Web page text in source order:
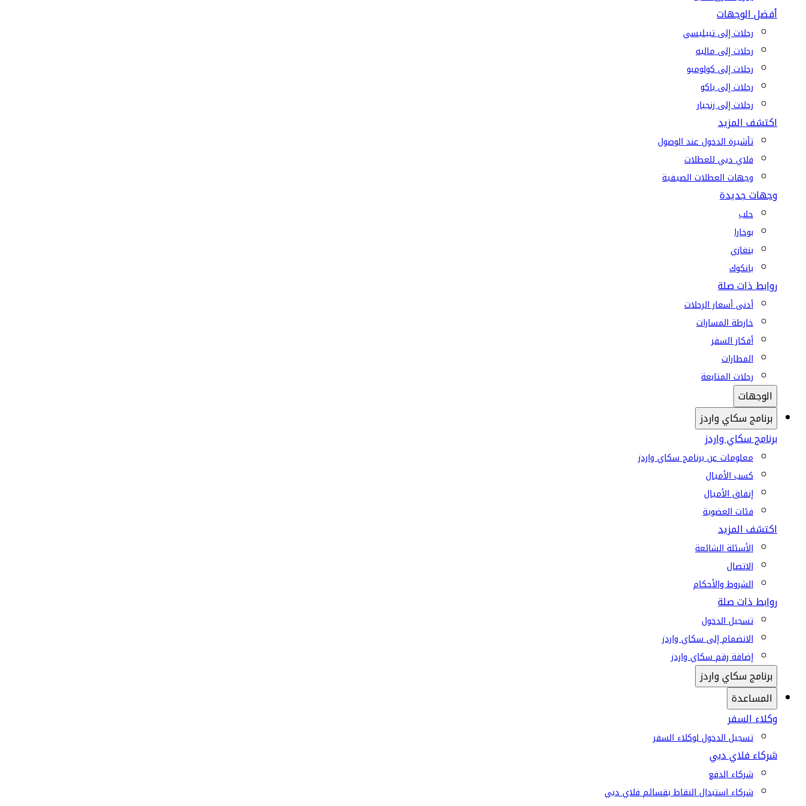
أفضل الوجهات
رحلات إلى تبيليسي
رحلات إلى ماليه
رحلات إلى كولومبو
رحلات إلى باكو
رحلات إلى زنجبار
اكتشف المزيد
تأشيرة الدخول عند الوصول
فلاي دبي للعطلات
وجهات العطلات الصيفية
وجهات جديدة
حلب
بوخارا
بنغازي
بانكوك
روابط ذات صلة
أدنى أسعار الرحلات
خارطة المسارات
أفكار السفر
المطارات
رحلات المتابعة
الوجهات
برنامج سكاي واردز
برنامج سكاي واردز
معلومات عن برنامج سكاي واردز
كسب الأميال
إنفاق الأميال
فئات العضوية
اكتشف المزيد
الأسئلة الشائعة
الاتصال
الشروط والأحكام
روابط ذات صلة
تسجيل الدخول
الانضمام إلى سكاي واردز
إضافة رقم سكاي واردز
برنامج سكاي واردز
المساعدة
وكلاء السفر
تسجيل الدخول لوكلاء السفر
شركاء فلاي دبي
شركاء الدفع
شركاء استبدال النقاط بقسائم فلاي دبي